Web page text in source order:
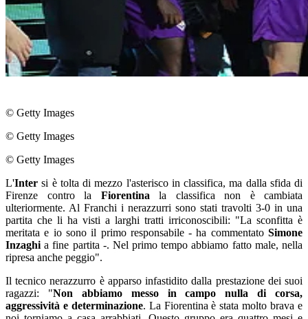
© Getty Images
© Getty Images
© Getty Images
L'Inter si è tolta di mezzo l'asterisco in classifica, ma dalla sfida di
Firenze contro la Fiorentina la classifica non è cambiata
ulteriormente. Al Franchi i nerazzurri sono stati travolti 3-0 in una
partita che li ha visti a larghi tratti irriconoscibili: "La sconfitta è
meritata e io sono il primo responsabile - ha commentato Simone
Inzaghi a fine partita -. Nel primo tempo abbiamo fatto male, nella
ripresa anche peggio".
Il tecnico nerazzurro è apparso infastidito dalla prestazione dei suoi
ragazzi: "Non abbiamo messo in campo nulla di corsa,
aggressività e determinazione. La Fiorentina è stata molto brava e